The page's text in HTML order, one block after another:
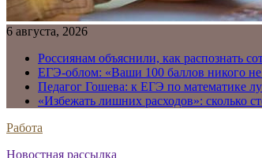
6 августа, 2026
Россиянам объяснили, как распознать
ЕГЭ-облом: «Ваши 100 баллов никого
Педагог Гошева: к ЕГЭ по математике
«Избежать лишних расходов»: сколько
Работа
Новостная рассылка